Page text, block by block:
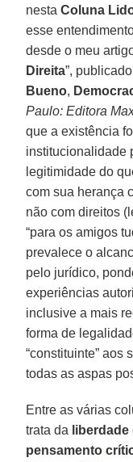
nestaColuna
esse
desde o meu
Direita”,
Bueno,
Paulo: Editora
que a existência
institucionalidade
legitimidade do
com sua herança
não com direitos
“para os amigos
prevalece o
pelo jurídico,
experiências
inclusive a mais
forma de
“constituinte” aos
todas as aspas
Entre as várias
trata da
pensamento